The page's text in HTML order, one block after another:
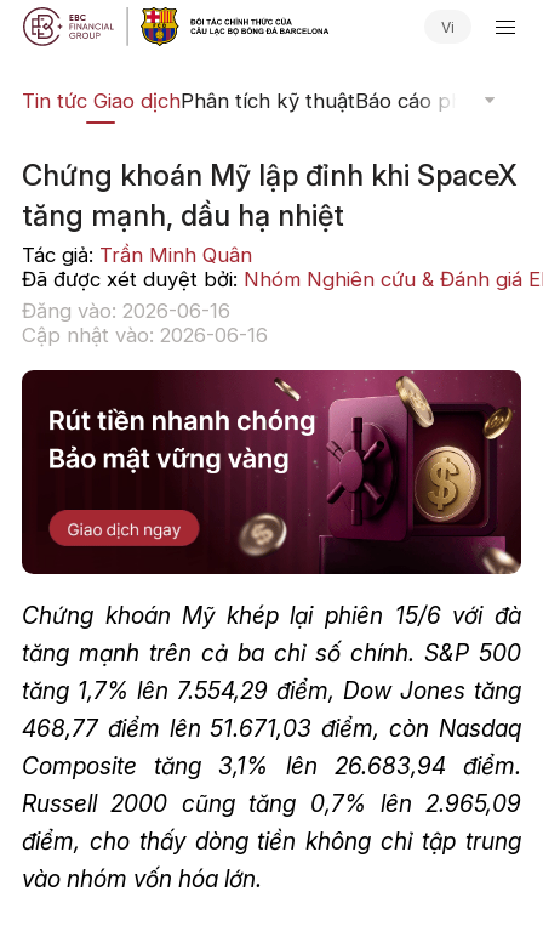
Vi
Tin tức Giao dịchPhân tích kỹ thuậtBáo cáo phân tích
Chứng khoán Mỹ lập đỉnh khi SpaceX
tăng mạnh, dầu hạ nhiệt
Tác giả: Trần Minh Quân
Đã được xét duyệt bởi: Nhóm Nghiên cứu & Đánh giá
Đăng vào: 2026-06-16
Cập nhật vào: 2026-06-16
Chứng khoán Mỹ khép lại phiên 15/6 với đà
tăng mạnh trên cả ba chỉ số chính. S&P 500
tăng 1,7% lên 7.554,29 điểm, Dow Jones tăng
468,77 điểm lên 51.671,03 điểm, còn Nasdaq
Composite tăng 3,1% lên 26.683,94 điểm.
Russell 2000 cũng tăng 0,7% lên 2.965,09
điểm, cho thấy dòng tiền không chỉ tập trung
vào nhóm vốn hóa lớn.